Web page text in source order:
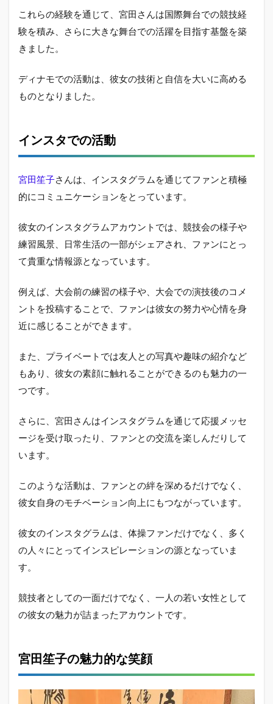
これらの経験を通じて、宮田さんは国際舞台での競技経
験を積み、さらに大きな舞台での活躍を目指す基盤を築
きました。
ディナモでの活動は、彼女の技術と自信を大いに高める
ものとなりました。
インスタでの活動
宮田笙子さんは、インスタグラムを通じてファンと積極
的にコミュニケーションをとっています。
彼女のインスタグラムアカウントでは、競技会の様子や
練習風景、日常生活の一部がシェアされ、ファンにとっ
て貴重な情報源となっています。
例えば、大会前の練習の様子や、大会での演技後のコメ
ントを投稿することで、ファンは彼女の努力や心情を身
近に感じることができます。
また、プライベートでは友人との写真や趣味の紹介など
もあり、彼女の素顔に触れることができるのも魅力の一
つです。
さらに、宮田さんはインスタグラムを通じて応援メッセ
ージを受け取ったり、ファンとの交流を楽しんだりして
います。
このような活動は、ファンとの絆を深めるだけでなく、
彼女自身のモチベーション向上にもつながっています。
彼女のインスタグラムは、体操ファンだけでなく、多く
の人々にとってインスピレーションの源となっていま
す。
競技者としての一面だけでなく、一人の若い女性として
の彼女の魅力が詰まったアカウントです。
宮田笙子の魅力的な笑顔